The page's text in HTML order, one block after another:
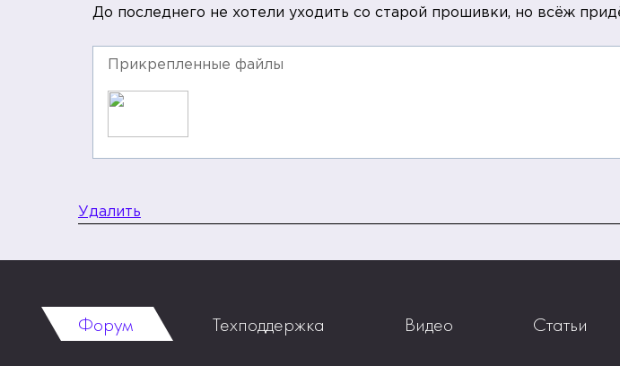
До последнего не хотели уходить со старой прошивки, но всёж
Прикрепленные файлы
Удалить
Форум Техподдержка Видео Статьи